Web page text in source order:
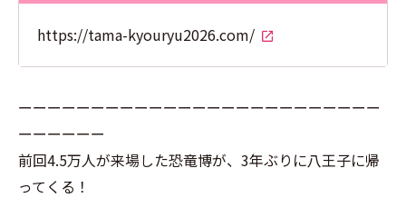
https://tama-kyouryu2026.com/
ーーーーーーーーーーーーーーーーーーーーーーーーー
ーーーーーー
前回4.5万人が来場した恐竜博が、3年ぶりに八王子に帰
ってくる！